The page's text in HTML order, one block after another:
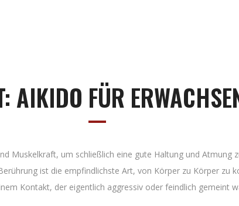
AIKIDO FÜR
Muskelkraft, um schließlich eine gute Haltung und Atmung
ist die empfindlichste Art, von Körper zu Körper zu
Kontakt, der eigentlich aggressiv oder feindlich gemeint